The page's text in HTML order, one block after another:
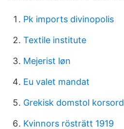
Pk imports divinopolis
Textile institute
Mejerist løn
Eu valet mandat
Grekisk domstol korsord
Kvinnors rösträtt 1919